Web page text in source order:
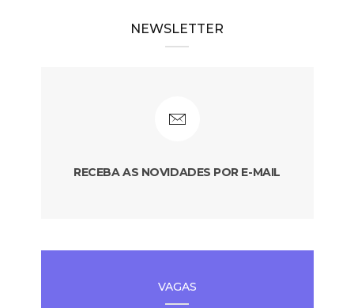
NEWSLETTER
RECEBA AS NOVIDADES POR E-MAIL
VAGAS